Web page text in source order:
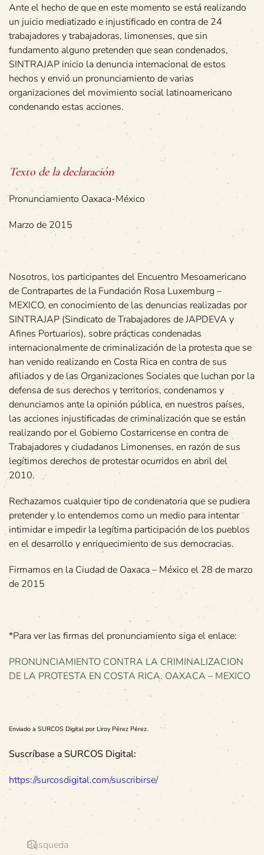
Ante el hecho de que en este momento se está realizando
un juicio mediatizado e injustificado en contra de 24
trabajadores y trabajadoras, limonenses, que sin
fundamento alguno pretenden que sean condenados,
SINTRAJAP inicio la denuncia internacional de estos
hechos y envió un pronunciamiento de varias
organizaciones del movimiento social latinoamericano
condenando estas acciones.
Texto de la declaración
Pronunciamiento Oaxaca-México
Marzo de 2015
Nosotros, los participantes del Encuentro Mesoamericano
de Contrapartes de la Fundación Rosa Luxemburg –
MEXICO, en conocimiento de las denuncias realizadas por
SINTRAJAP (Sindicato de Trabajadores de JAPDEVA y
Afines Portuarios), sobre prácticas condenadas
internacionalmente de criminalización de la protesta que se
han venido realizando en Costa Rica en contra de sus
afiliados y de las Organizaciones Sociales que luchan por la
defensa de sus derechos y territorios, condenamos y
denunciamos ante la opinión pública, en nuestros países,
las acciones injustificadas de criminalización que se están
realizando por el Gobierno Costarricense en contra de
Trabajadores y ciudadanos Limonenses, en razón de sus
legítimos derechos de protestar ocurridos en abril del
2010.
Rechazamos cualquier tipo de condenatoria que se pudiera
pretender y lo entendemos como un medio para intentar
intimidar e impedir la legítima participación de los pueblos
en el desarrollo y enriquecimiento de sus democracias.
Firmamos en la Ciudad de Oaxaca – México el 28 de marzo
de 2015
*Para ver las firmas del pronunciamiento siga el enlace:
PRONUNCIAMIENTO CONTRA LA CRIMINALIZACION
DE LA PROTESTA EN COSTA RICA. OAXACA – MEXICO
Enviado a SURCOS Digital por Liroy Pérez Pérez.
Suscríbase a SURCOS Digital:
https://surcosdigital.com/suscribirse/